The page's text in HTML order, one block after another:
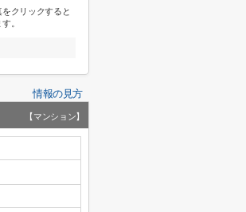
クリックすると
。
情報の見方
【マンション】